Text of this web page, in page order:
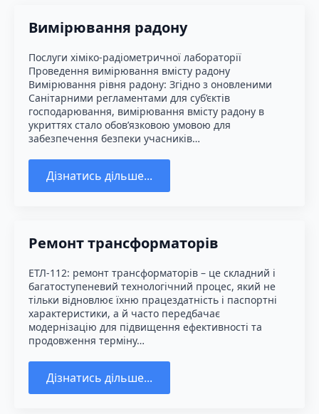
Вимірювання радону
Послуги хіміко-радіометричної лабораторії
Проведення вимірювання вмісту радону
Вимірювання рівня радону: Згідно з оновленими
Санітарними регламентами для суб’єктів
господарювання, вимірювання вмісту радону в
укриттях стало обов’язковою умовою для
забезпечення безпеки учасників…
Дізнатись дільше...
Ремонт трансформаторів
ЕТЛ-112: ремонт трансформаторів – це складний і
багатоступеневий технологічний процес, який не
тільки відновлює їхню працездатність і паспортні
характеристики, а й часто передбачає
модернізацію для підвищення ефективності та
продовження терміну…
Дізнатись дільше...